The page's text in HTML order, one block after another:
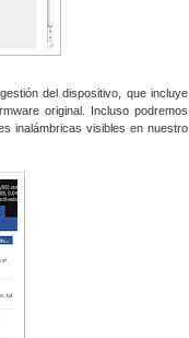
del dispositivo, que incluye
original. Incluso podremos
inalámbricas visibles en nuestro